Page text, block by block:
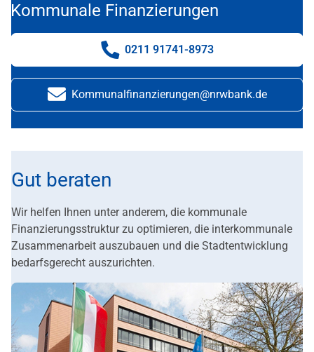
Kommunale Finanzierungen
Telefonnummer:
0211 91741-8973
E-Mail:
Kommunalfinanzierungen@nrwbank.de
Gut beraten
Wir helfen Ihnen unter anderem, die kommunale
Finanzierungsstruktur zu optimieren, die interkommunale
Zusammenarbeit auszubauen und die Stadtentwicklung
bedarfsgerecht auszurichten.